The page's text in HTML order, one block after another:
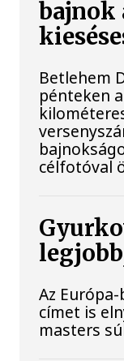
bajnok
Betlehem
pénteken
célfotóval
Az
címet is
masters